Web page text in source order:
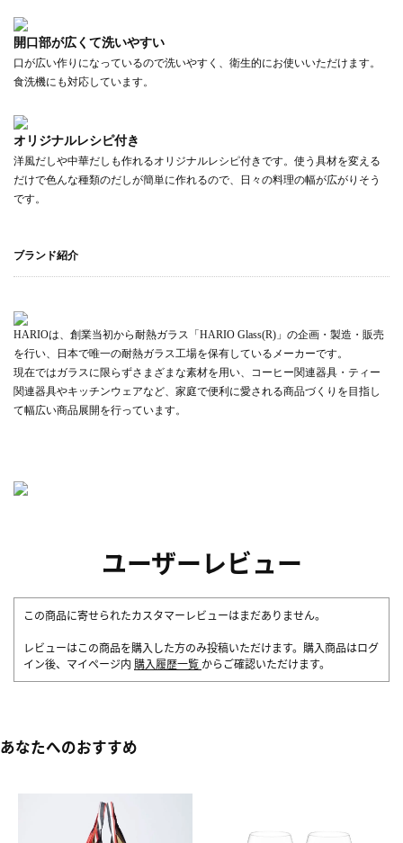
開口部が広くて洗いやすい
口が広い作りになっているので洗いやすく、衛生的にお使いいただけます。
食洗機にも対応しています。
オリジナルレシピ付き
洋風だしや中華だしも作れるオリジナルレシピ付きです。使う具材を変える
だけで色んな種類のだしが簡単に作れるので、日々の料理の幅が広がりそう
です。
ブランド紹介
HARIOは、創業当初から耐熱ガラス「HARIO Glass(R)」の企画・製造・販売
を行い、日本で唯一の耐熱ガラス工場を保有しているメーカーです。
現在ではガラスに限らずさまざまな素材を用い、コーヒー関連器具・ティー
関連器具やキッチンウェアなど、家庭で便利に愛される商品づくりを目指し
て幅広い商品展開を行っています。
ユーザーレビュー
この商品に寄せられたカスタマーレビューはまだありません。
レビューはこの商品を購入した方のみ投稿いただけます。購入商品はログ
イン後、マイページ内 購入履歴一覧 からご確認いただけます。
あなたへのおすすめ